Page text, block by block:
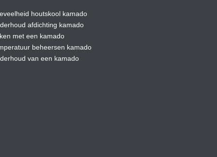
houtskool kamado
afdichting kamado
met een kamado
beheersen kamado
van een kamado